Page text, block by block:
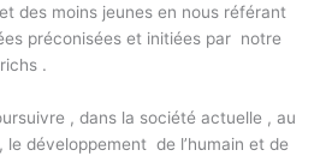
des moins jeunes en nous référant
préconisées et initiées par notre
.
, dans la société actuelle , au
le développement de l’humain et de